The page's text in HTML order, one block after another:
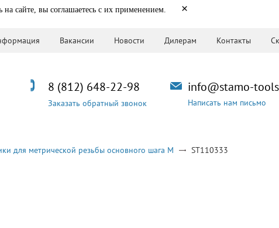
сайте, вы соглашаетесь с их применением. ×
Вакансии Новости Дилерам Контакты
info@stamo-
Написать нам письмо
8 (812) 648-22-98
Заказать обратный звонок
для метрической резьбы основного шага M ST110333